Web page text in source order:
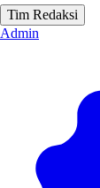
Tim Redaksi
Admin